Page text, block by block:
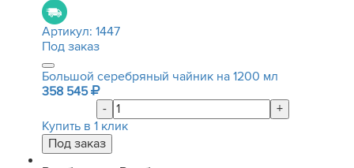
Артикул: 1447
Под заказ
Большой серебряный чайник на 1200 мл
358 545
-
+
Купить в 1 клик